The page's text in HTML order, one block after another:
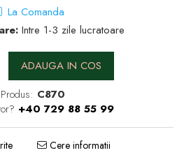
La Comanda
Intre 1-3 zile lucratoare
ADAUGA IN COS
C870
+40 729 88 55 99
Cere informatii